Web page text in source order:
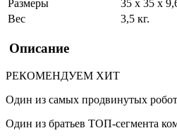
Размеры
35 х 35 х
Вес
3,5 кг.
Описание
РЕКОМЕНДУЕМ ХИТ
Один из самых продвинутых
Один из братьев ТОП-сегмента